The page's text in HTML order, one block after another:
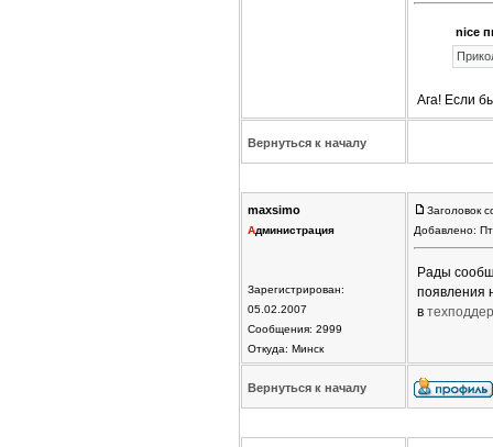
nice
Ага! Если
Вернуться к началу
maxsimo
Администрация
Зарегистрирован:
05.02.2007
Сообщения: 2999
Откуда: Минск
Заголовок
Добавлено:
Рады
появления
в
Вернуться к началу